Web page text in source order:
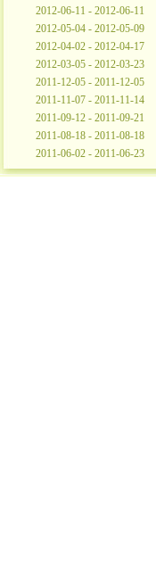
2012-06-11 - 2012-06-11
2012-05-04 - 2012-05-09
2012-04-02 - 2012-04-17
2012-03-05 - 2012-03-23
2011-12-05 - 2011-12-05
2011-11-07 - 2011-11-14
2011-09-12 - 2011-09-21
2011-08-18 - 2011-08-18
2011-06-02 - 2011-06-23